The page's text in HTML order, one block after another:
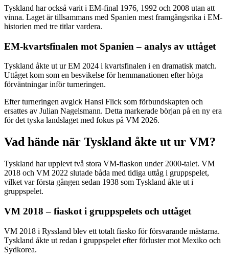
Tyskland har också varit i EM-final 1976, 1992 och 2008 utan att
vinna. Laget är tillsammans med Spanien mest framgångsrika i EM-
historien med tre titlar vardera.
EM-kvartsfinalen mot Spanien – analys av uttåget
Tyskland åkte ut ur EM 2024 i kvartsfinalen i en dramatisk match.
Uttåget kom som en besvikelse för hemmanationen efter höga
förväntningar inför turneringen.
Efter turneringen avgick Hansi Flick som förbundskapten och
ersattes av Julian Nagelsmann. Detta markerade början på en ny era
för det tyska landslaget med fokus på VM 2026.
Vad hände när Tyskland åkte ut ur VM?
Tyskland har upplevt två stora VM-fiaskon under 2000-talet. VM
2018 och VM 2022 slutade båda med tidiga uttåg i gruppspelet,
vilket var första gången sedan 1938 som Tyskland åkte ut i
gruppspelet.
VM 2018 – fiaskot i gruppspelets och uttåget
VM 2018 i Ryssland blev ett totalt fiasko för försvarande mästarna.
Tyskland åkte ut redan i gruppspelet efter förluster mot Mexiko och
Sydkorea.